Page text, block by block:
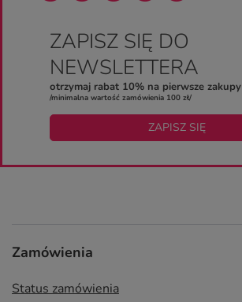
ZAPISZ SIĘ DO
NEWSLETTERA
otrzymaj rabat 10% na pierwsze zakupy
/minimalna wartość zamówienia 100 zł/
ZAPISZ SIĘ
Zamówienia
Status zamówienia